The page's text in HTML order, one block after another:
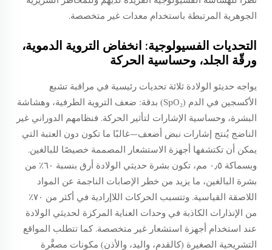
الجوهرية المرتبطة باستخدام معدات غير متخصصة.
التحديات الفسيولوجية: انخفاض التروية الدموية،
ورقّة الجلد، وحساسية الحركة
يواجه حديثو الولادة ثلاثة تحديات رئيسية في مراقبة تشبع
الأكسجين في الدم (SpO₂) بدقة: ضعف التروية الطرفية، وهشاشة
البشرة، وحساسية الإشارات لتأثير الحركة. فنظامهم الدوراني غير
الناضج يُنتج إشارات نبض أضعف—غالبًا ما تكون دون العتبة التي
يمكن أن تكتشفها أجهزة الاستشعار المصممة خصيصًا للبالغين.
وبسماكة ٠٫٥ مم، تكون بشرة حديثي الولادة أرق بنسبة ٦٠٪ من
بشرة البالغين، ما يزيد من خطر الإصابات الناجمة عن المواد
اللاصقة القياسية. وتتسبب الحركات اللاإرادية في أكثر من ٧٠٪
من الإنذارات الكاذبة في وحدات العناية المركزة لحديثي الولادة
عند استخدام أجهزة استشعار غير متخصصة. كما تتطلب المواقع
التشريحية الصغيرة (كالقدم، واليد، والأذن) مكونات مصغَّرة